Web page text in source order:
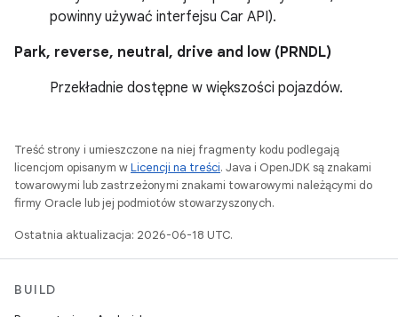
powinny używać interfejsu Car API).
Park, reverse, neutral, drive and low (PRNDL)
Przekładnie dostępne w większości pojazdów.
Treść strony i umieszczone na niej fragmenty kodu podlegają
licencjom opisanym wLicencji na treści. Java i OpenJDK są znakami
towarowymi lub zastrzeżonymi znakami towarowymi należącymi do
firmy Oracle lub jej podmiotów stowarzyszonych.
Ostatnia aktualizacja: 2026-06-18 UTC.
BUILD